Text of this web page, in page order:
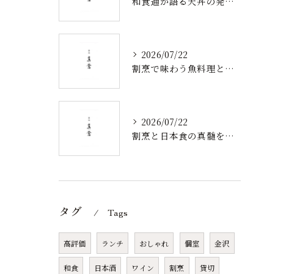
2026/07/22
割烹で味わう魚料理と北陸新幹線沿線の旬食体験を深掘り
2026/07/22
割烹と日本食の真髄を石川県金沢市で体験するための選び方ガイド
タグ Tags
高評価 ランチ おしゃれ 個室 金沢
和食 日本酒 ワイン 割烹 貸切